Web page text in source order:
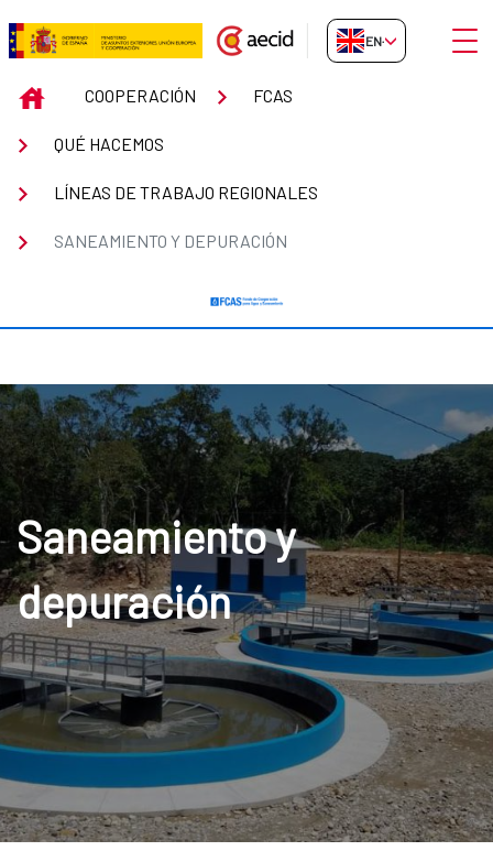
Skip to Main Content
Saneamiento y depuración
EN-GB
INICIOCOOPERACIÓN FCAS
QUÉ HACEMOS
LÍNEAS DE TRABAJO REGIONALES
SANEAMIENTO Y DEPURACIÓN
Saneamiento y
depuración